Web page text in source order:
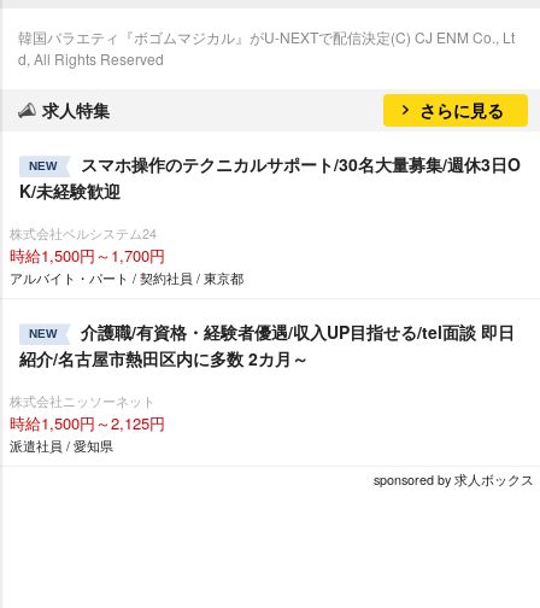
韓国バラエティ『ボゴムマジカル』がU-NEXTで配信決定(C) CJ ENM Co., Lt
d, All Rights Reserved
求人特集 さらに見る
NEW
スマホ操作のテクニカルサポート/30名大量募集/週休3日O
K/未経験歓迎
株式会社ベルシステム24
時給1,500円～1,700円
アルバイト・パート / 契約社員 / 東京都
NEW
介護職/有資格・経験者優遇/収入UP目指せる/tel面談 即日
紹介/名古屋市熱田区内に多数 2カ月～
株式会社ニッソーネット
時給1,500円～2,125円
派遣社員 / 愛知県
sponsored by 求人ボックス